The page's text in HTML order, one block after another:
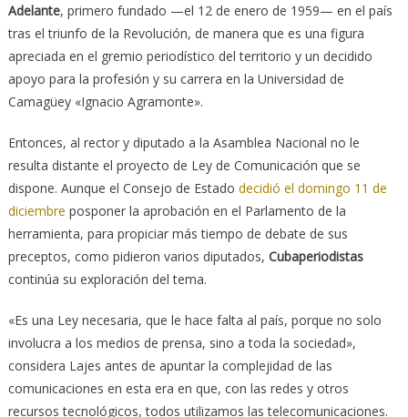
Adelante, primero fundado —el 12 de enero de 1959— en el país
tras el triunfo de la Revolución, de manera que es una figura
apreciada en el gremio periodístico del territorio y un decidido
apoyo para la profesión y su carrera en la Universidad de
Camagüey «Ignacio Agramonte».
Entonces, al rector y diputado a la Asamblea Nacional no le
resulta distante el proyecto de Ley de Comunicación que se
dispone. Aunque el Consejo de Estado decidió el domingo 11 de
diciembre posponer la aprobación en el Parlamento de la
herramienta, para propiciar más tiempo de debate de sus
preceptos, como pidieron varios diputados, Cubaperiodistas
continúa su exploración del tema.
«Es una Ley necesaria, que le hace falta al país, porque no solo
involucra a los medios de prensa, sino a toda la sociedad»,
considera Lajes antes de apuntar la complejidad de las
comunicaciones en esta era en que, con las redes y otros
recursos tecnológicos, todos utilizamos las telecomunicaciones.